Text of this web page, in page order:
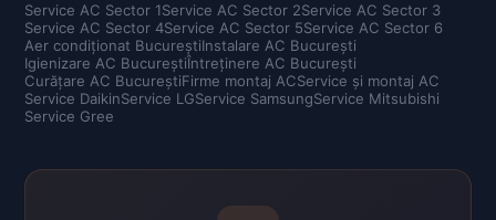
Service AC Sector 1Service AC Sector 2Service AC Sector 3
Service AC Sector 4Service AC Sector 5Service AC Sector 6
Aer condiționat BucureștiInstalare AC București
Igienizare AC BucureștiÎntreținere AC București
Curățare AC BucureștiFirme montaj ACService și montaj AC
Service DaikinService LGService SamsungService Mitsubishi
Service Gree